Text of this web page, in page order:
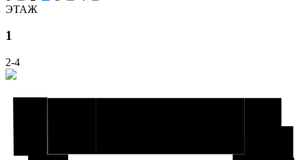
ЭТАЖ
1
2-4